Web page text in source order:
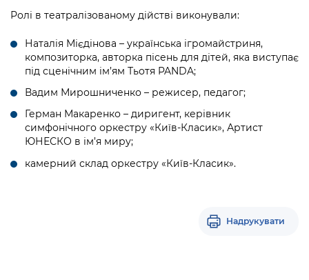
Ролі в театралізованому дійстві виконували:
Наталія Мієдінова – українська ігромайстриня,
композиторка, авторка пісень для дітей, яка виступає
під сценічним ім’ям Тьотя PANDA;
Вадим Мирошниченко – режисер, педагог;
Герман Макаренко – диригент, керівник
симфонічного оркестру «Київ-Класик», Артист
ЮНЕСКО в ім’я миру;
камерний склад оркестру «Київ-Класик».
Надрукувати